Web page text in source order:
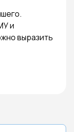
и
выразить